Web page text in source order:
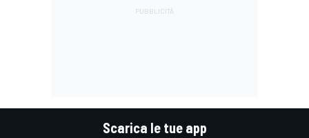
Scarica le tue app